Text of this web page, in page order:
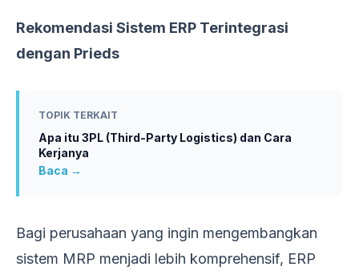
Rekomendasi Sistem ERP Terintegrasi
dengan Prieds
TOPIK TERKAIT
Apa itu 3PL (Third-Party Logistics) dan Cara
Kerjanya
Baca →
Bagi perusahaan yang ingin mengembangkan
sistem MRP menjadi lebih komprehensif, ERP